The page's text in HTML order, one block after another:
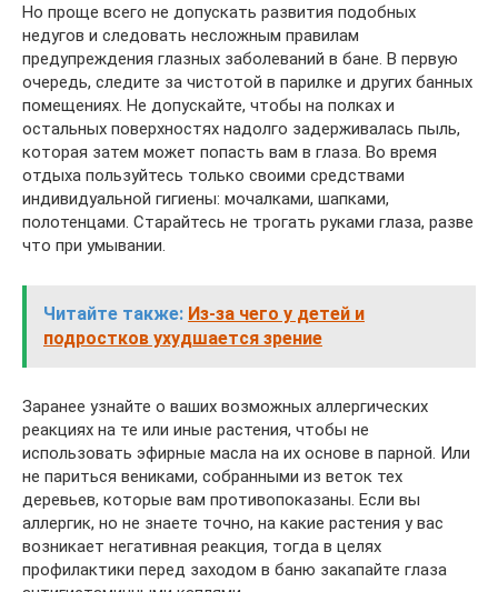
Но проще всего не допускать развития подобных
недугов и следовать несложным правилам
предупреждения глазных заболеваний в бане. В первую
очередь, следите за чистотой в парилке и других банных
помещениях. Не допускайте, чтобы на полках и
остальных поверхностях надолго задерживалась пыль,
которая затем может попасть вам в глаза. Во время
отдыха пользуйтесь только своими средствами
индивидуальной гигиены: мочалками, шапками,
полотенцами. Старайтесь не трогать руками глаза, разве
что при умывании.
Читайте также: Из-за чего у детей и
подростков ухудшается зрение
Заранее узнайте о ваших возможных аллергических
реакциях на те или иные растения, чтобы не
использовать эфирные масла на их основе в парной. Или
не париться вениками, собранными из веток тех
деревьев, которые вам противопоказаны. Если вы
аллергик, но не знаете точно, на какие растения у вас
возникает негативная реакция, тогда в целях
профилактики перед заходом в баню закапайте глаза